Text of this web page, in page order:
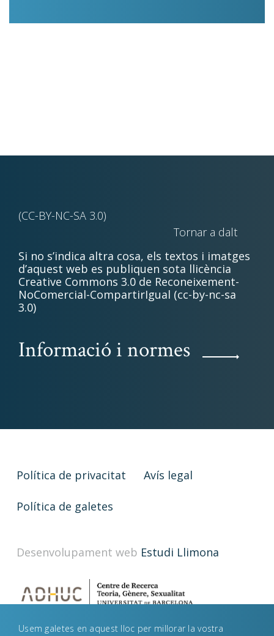
(CC-BY-NC-SA 3.0)
Tornar a dalt
Si no s’indica altra cosa, els textos i imatges
d’aquest web es publiquen sota llicència
Creative Commons 3.0 de Reconeixement-
NoComercial-CompartirIgual (cc-by-nc-sa
3.0)
Informació i normes
Política de privacitat Avís legal
Política de galetes
Desenvolupament web Estudi Llimona
Usem galetes en aquest lloc per millorar la vostra